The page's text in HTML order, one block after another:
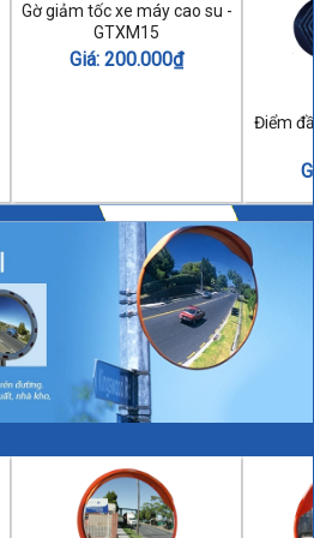
Gờ giảm tốc xe máy cao su -
GTXM15
Giá: 200.000₫
Điểm